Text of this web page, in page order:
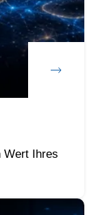
Wert Ihres